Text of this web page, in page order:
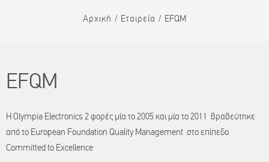
Αρχική Εταιρεία EFQM
EFQM
H Olympia Electronics 2 φορές μία το 2005 και μία το 2011 βραβεύτηκε
από το European Foundation Quality Management στο επίπεδο
Committed to Excellence